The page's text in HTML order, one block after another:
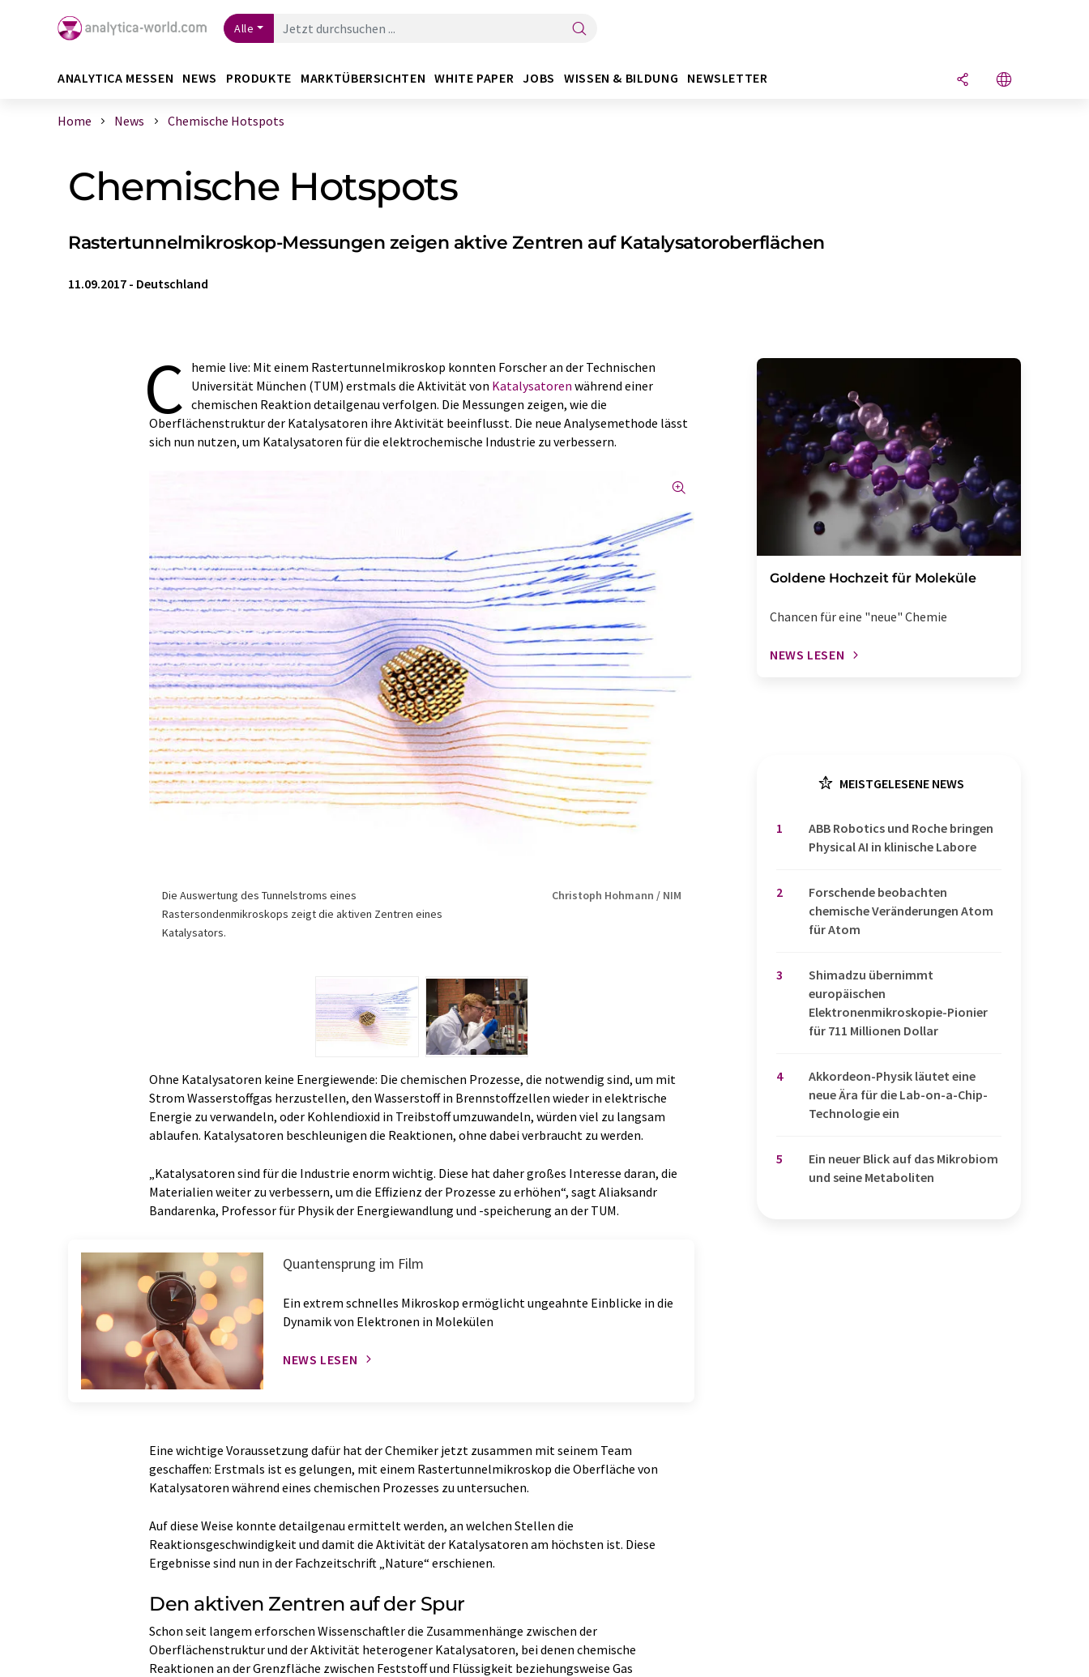
Alle
ANALYTICA MESSEN NEWS PRODUKTE MARKTÜBERSICHTEN WHITE PAPER JOBS WISSEN & BILDUNG NEWSLETTER
Home News Chemische Hotspots
Chemische Hotspots
Rastertunnelmikroskop-Messungen zeigen aktive Zentren auf Katalysatoroberflächen
11.09.2017 - Deutschland
C hemie live: Mit einem Rastertunnelmikroskop konnten Forscher an der Technischen
Universität München (TUM) erstmals die Aktivität von Katalysatoren während einer
chemischen Reaktion detailgenau verfolgen. Die Messungen zeigen, wie die
Oberflächenstruktur der Katalysatoren ihre Aktivität beeinflusst. Die neue Analysemethode lässt
sich nun nutzen, um Katalysatoren für die elektrochemische Industrie zu verbessern.
Die Auswertung des Tunnelstroms eines
Rastersondenmikroskops zeigt die aktiven Zentren eines
Katalysators.
Christoph Hohmann / NIM
Ohne Katalysatoren keine Energiewende: Die chemischen Prozesse, die notwendig sind, um mit
Strom Wasserstoffgas herzustellen, den Wasserstoff in Brennstoffzellen wieder in elektrische
Energie zu verwandeln, oder Kohlendioxid in Treibstoff umzuwandeln, würden viel zu langsam
ablaufen. Katalysatoren beschleunigen die Reaktionen, ohne dabei verbraucht zu werden.
„Katalysatoren sind für die Industrie enorm wichtig. Diese hat daher großes Interesse daran, die
Materialien weiter zu verbessern, um die Effizienz der Prozesse zu erhöhen“, sagt Aliaksandr
Bandarenka, Professor für Physik der Energiewandlung und -speicherung an der TUM.
Quantensprung im Film
Ein extrem schnelles Mikroskop ermöglicht ungeahnte Einblicke in die
Dynamik von Elektronen in Molekülen
NEWS LESEN
Eine wichtige Voraussetzung dafür hat der Chemiker jetzt zusammen mit seinem Team
geschaffen: Erstmals ist es gelungen, mit einem Rastertunnelmikroskop die Oberfläche von
Katalysatoren während eines chemischen Prozesses zu untersuchen.
Auf diese Weise konnte detailgenau ermittelt werden, an welchen Stellen die
Reaktionsgeschwindigkeit und damit die Aktivität der Katalysatoren am höchsten ist. Diese
Ergebnisse sind nun in der Fachzeitschrift „Nature“ erschienen.
Den aktiven Zentren auf der Spur
Schon seit langem erforschen Wissenschaftler die Zusammenhänge zwischen der
Oberflächenstruktur und der Aktivität heterogener Katalysatoren, bei denen chemische
Reaktionen an der Grenzfläche zwischen Feststoff und Flüssigkeit beziehungsweise Gas
Goldene Hochzeit für Moleküle
Chancen für eine "neue" Chemie
NEWS LESEN
MEISTGELESENE NEWS
1
​​​​​​​ABB Robotics und Roche bringen
Physical AI in klinische Labore
2
Forschende beobachten
chemische Veränderungen Atom
für Atom
3
Shimadzu übernimmt
europäischen
Elektronenmikroskopie-Pionier
für 711 Millionen Dollar
4
Akkordeon-Physik läutet eine
neue Ära für die Lab-on-a-Chip-
Technologie ein
5
Ein neuer Blick auf das Mikrobiom
und seine Metaboliten